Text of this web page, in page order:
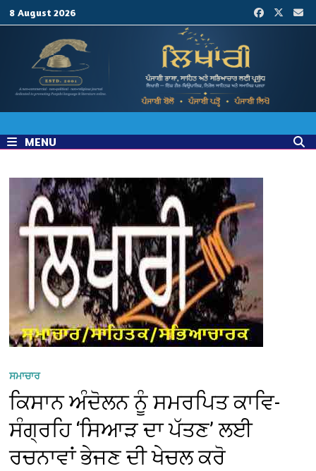
8 August 2026
MENU
ਸਮਾਚਾਰ
ਕਿਸਾਨ ਅੰਦੋਲਨ ਨੂੰ ਸਮਰਪਿਤ ਕਾਵਿ-
ਸੰਗ੍ਰਹਿ ‘ਸਿਆੜ ਦਾ ਪੱਤਣ’ ਲਈ
ਰਚਨਾਵਾਂ ਭੇਜਣ ਦੀ ਖੇਚਲ ਕਰੋ